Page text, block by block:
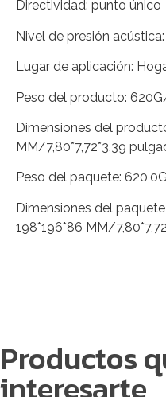
Directividad: punto único
Nivel de presión
Lugar de aplicación:
Peso del producto:
Dimensiones del
MM/7,80*7,72*3,39
Peso del paquete:
Dimensiones del
198*196*86 MM/
Productos